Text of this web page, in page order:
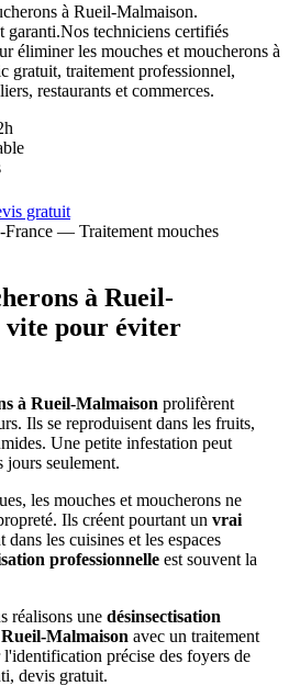
à Rueil-Malmaison.
garanti.Nos techniciens certifiés
éliminer les mouches et moucherons à
gratuit, traitement professionnel,
restaurants et commerces.
gratuit
France — Traitement mouches
à Rueil-
vite pour éviter
à Rueil-Malmaison prolifèrent
Ils se reproduisent dans les fruits,
Une petite infestation peut
jours seulement.
les mouches et moucherons ne
Ils créent pourtant un vrai
dans les cuisines et les espaces
professionnelle est souvent la
réalisons une désinsectisation
Rueil-Malmaison avec un traitement
précise des foyers de
devis gratuit.